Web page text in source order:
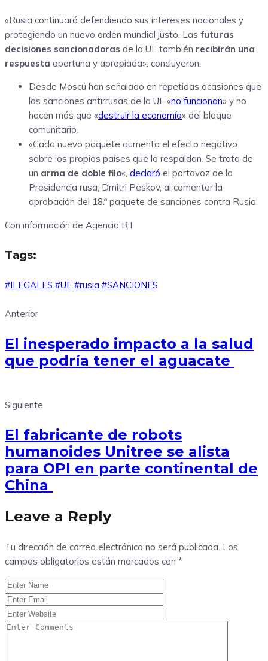
«Rusia continuará defendiendo sus intereses nacionales y
protegiendo un nuevo orden mundial justo. Las futuras
decisiones sancionadoras de la UE también recibirán una
respuesta oportuna y apropiada», concluyeron.
Desde Moscú han señalado en repetidas ocasiones que
las sanciones antirrusas de la UE «no funcionan» y no
hacen más que «destruir la economía» del bloque
comunitario.
«Cada nuevo paquete aumenta el efecto negativo
sobre los propios países que lo respaldan. Se trata de
un arma de doble filo«, declaró el portavoz de la
Presidencia rusa, Dmitri Peskov, al comentar la
aprobación del 18.º paquete de sanciones contra Rusia.
Con información de Agencia RT
Tags:
#ILEGALES #UE #rusia #SANCIONES
Anterior
El inesperado impacto a la salud
que podría tener el aguacate
Siguiente
El fabricante de robots
humanoides Unitree se alista
para OPI en parte continental de
China
Leave a Reply
Tu dirección de correo electrónico no será publicada. Los
campos obligatorios están marcados con *